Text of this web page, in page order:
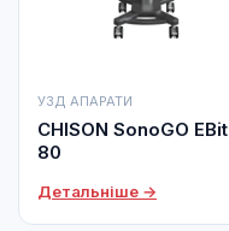
УЗД АПАРАТИ
CHISON SonoGO EBit
80
Детальніше →